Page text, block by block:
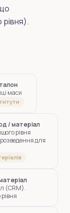
маси
/ матеріал
рівня
для
(CRM).